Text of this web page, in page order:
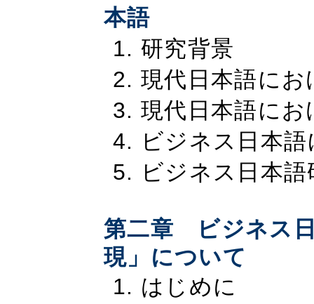
本語
1. 研究背景
2. 現代日本語に
3. 現代日本語に
4. ビジネス日本
5. ビジネス日本
第二章 ビジネス
現」について
1. はじめに